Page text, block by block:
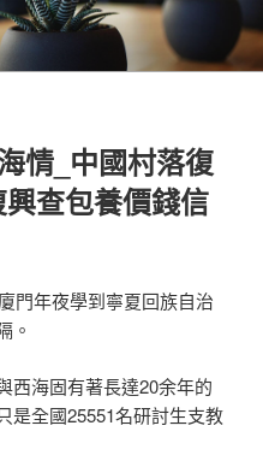
情_中國村落復
查包養價錢信
門年夜學到寧夏回族自治
。
西海固有著長達20余年的
是全國25551名研討生支教